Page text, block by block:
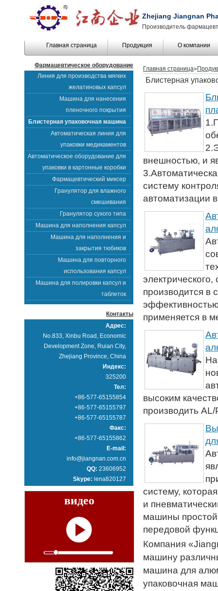
Zhejiang Jiangnan
Производитель
Главная страница Продукция О компании
Фармацевтическое оборудование
Линия для производства мягких
желатиновых капсул
Машина для нанесения
пленочного покрытия
Блистерная упаковочная машина
Автоматическая линия для
упаковки медикаментов
Автоматическое оборудование для
упаковки в картонные коробки
Фармацевтический миксер
Гранулятор для влажного
смешивания
Гранулятор сухого типа
Машина для наполнения капсул
Машина для наполнения и
закрытия тюбиков
Машина для повторного
использования капсул
Машина для полировки капсул и
таблеток
Контакты
Адрес:
No.833, Xinbu Road, Economic
Development Zone, Ruian City,
Zhejiang Province, China
Индекс:
325200
Тел:
+86-577-65155854
+86-577-65155797
+86-577-65155787
Факс:
+86-577-65155862
E-mail:
info@jiangnan.com.cn
QQ: 23606952
Skype: lena820127
видео
Главная страница»
Блистерная
внешностью, и
систему
автоматизации
производится в
применяется в
высоким
производить
систему,
и
машины простой
передовой
Компания
машину
машина для
упаковочная